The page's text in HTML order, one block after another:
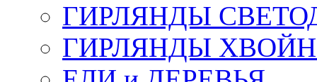
ГИРЛЯНДЫ
ГИРЛЯНДЫ